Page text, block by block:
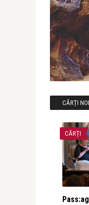
CĂRȚI
CĂRȚI